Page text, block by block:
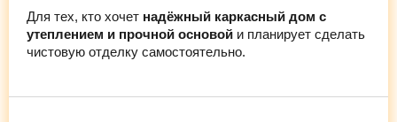
Для тех, кто хочет надёжный каркасный дом с
утеплением и прочной основой и планирует сделать
чистовую отделку самостоятельно.